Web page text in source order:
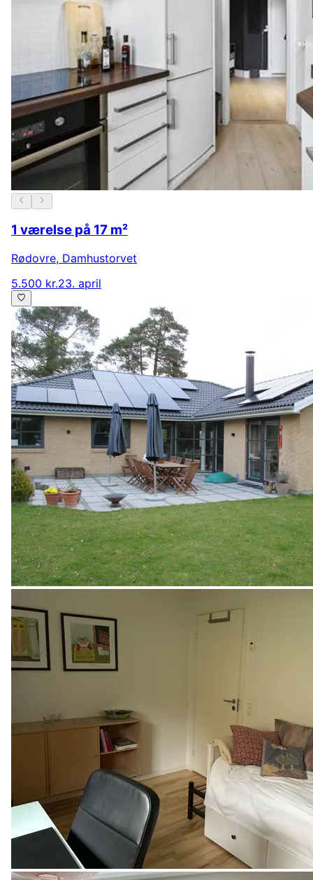
1 værelse på 17 m²
Rødovre, Damhustorvet
5.500 kr.23. april